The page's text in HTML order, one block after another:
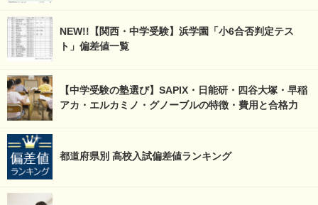
NEW!!【関西・中学受験】浜学園「小6合否判定テス
ト」偏差値一覧
【中学受験の塾選び】SAPIX・日能研・四谷大塚・早稲
アカ・エルカミノ・グノーブルの特徴・費用と合格力
都道府県別 高校入試偏差値ランキング